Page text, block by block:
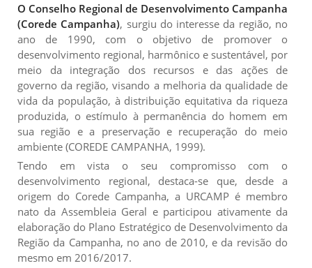
O Conselho Regional de Desenvolvimento Campanha
(Corede Campanha), surgiu do interesse da região, no
ano de 1990, com o objetivo de promover o
desenvolvimento regional, harmônico e sustentável, por
meio da integração dos recursos e das ações de
governo da região, visando a melhoria da qualidade de
vida da população, à distribuição equitativa da riqueza
produzida, o estímulo à permanência do homem em
sua região e a preservação e recuperação do meio
ambiente (COREDE CAMPANHA, 1999).
Tendo em vista o seu compromisso com o
desenvolvimento regional, destaca-se que, desde a
origem do Corede Campanha, a URCAMP é membro
nato da Assembleia Geral e participou ativamente da
elaboração do Plano Estratégico de Desenvolvimento da
Região da Campanha, no ano de 2010, e da revisão do
mesmo em 2016/2017.